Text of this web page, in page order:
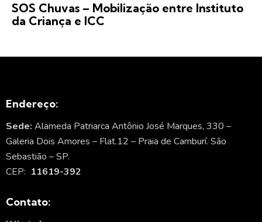
SOS Chuvas – Mobilização entre Instituto
da Criança e ICC
Endereço:
Sede: Alameda Patriarca Antônio José Marques, 330 –
Galeria Dois Amores – Flat.12 – Praia de Camburí. São
Sebastião – SP.
CEP: 11619-392
Contato: